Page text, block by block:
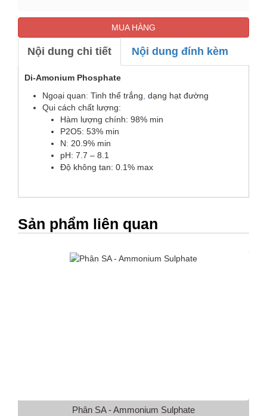
MUA HÀNG
Nội dung chi tiết Nội dung đính kèm
Di-Amonium Phosphate
Ngoại quan: Tinh thể trắng, dạng hạt đường
Qui cách chất lượng:
Hàm lượng chính: 98% min
P2O5: 53% min
N: 20.9% min
pH: 7.7 – 8.1
Độ không tan: 0.1% max
Sản phẩm liên quan
Phân SA - Ammonium Sulphate